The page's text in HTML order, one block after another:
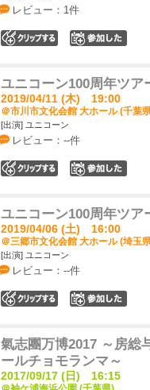
レビュー：1件
ユニコーン100周年ツア
2019/04/11 (木) 19:00
＠市川市文化会館 大ホール (千葉
[出演] ユニコーン
レビュー：--件
ユニコーン100周年ツア
2019/04/06 (土) 16:00
＠三郷市文化会館 大ホール (埼玉
[出演] ユニコーン
レビュー：--件
氣志團万博2017 ～房総
ールチョモランマ～
2017/09/17 (日) 16:15